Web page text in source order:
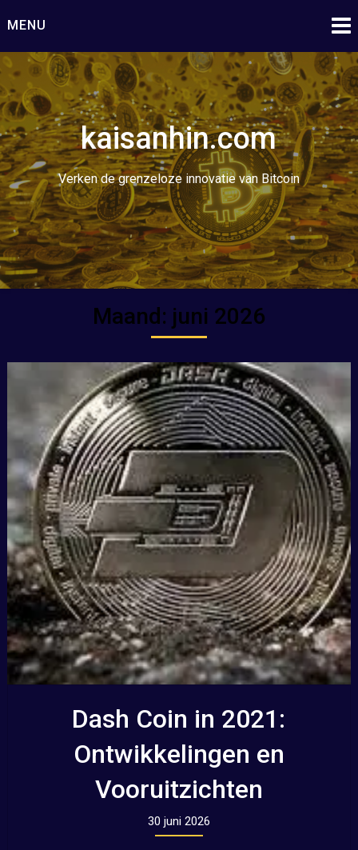
naar
inhoud
MENU
kaisanhin.com
Verken de grenzeloze innovatie van Bitcoin
Maand: juni 2026
Dash Coin in 2021:
Ontwikkelingen en
Vooruitzichten
30 juni 2026